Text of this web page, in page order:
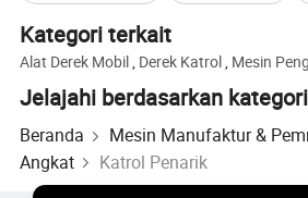
Kategori terkait
Alat Derek Mobil, Derek Katrol, Mesin
Jelajahi berdasarkan kategori
Beranda Mesin Manufaktur &
Angkat
Katrol Penarik